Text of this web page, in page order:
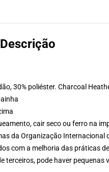
Descrição
30% poliéster. Charcoal
cair seco ou ferro na
da Organização Internacional
com a melhoria das práticas
terceiros, pode haver